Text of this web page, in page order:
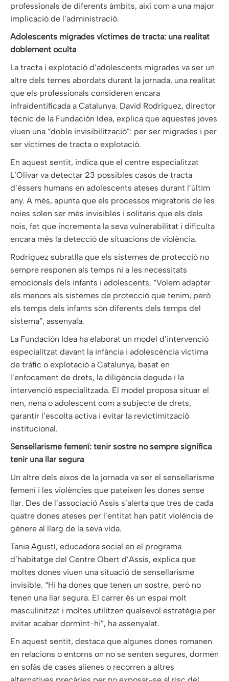
professionals de diferents àmbits, així com a una major
implicació de l’administració.
Adolescents migrades víctimes de tracta: una realitat
doblement oculta
La tracta i explotació d’adolescents migrades va ser un
altre dels temes abordats durant la jornada, una realitat
que els professionals consideren encara
infraidentificada a Catalunya. David Rodríguez, director
tècnic de la Fundación Idea, explica que aquestes joves
viuen una “doble invisibilització”: per ser migrades i per
ser víctimes de tracta o explotació.
En aquest sentit, indica que el centre especialitzat
L’Olivar va detectar 23 possibles casos de tracta
d’éssers humans en adolescents ateses durant l’últim
any. A més, apunta que els processos migratoris de les
noies solen ser més invisibles i solitaris que els dels
nois, fet que incrementa la seva vulnerabilitat i dificulta
encara més la detecció de situacions de violència.
Rodríguez subratlla que els sistemes de protecció no
sempre responen als temps ni a les necessitats
emocionals dels infants i adolescents. “Volem adaptar
els menors als sistemes de protecció que tenim, però
els temps dels infants són diferents dels temps del
sistema”, assenyala.
La Fundación Idea ha elaborat un model d’intervenció
especialitzat davant la infància i adolescència víctima
de tràfic o explotació a Catalunya, basat en
l’enfocament de drets, la diligència deguda i la
intervenció especialitzada. El model proposa situar el
nen, nena o adolescent com a subjecte de drets,
garantir l’escolta activa i evitar la revictimització
institucional.
Sensellarisme femení: tenir sostre no sempre significa
tenir una llar segura
Un altre dels eixos de la jornada va ser el sensellarisme
femení i les violències que pateixen les dones sense
llar. Des de l’associació Assís s’alerta que tres de cada
quatre dones ateses per l’entitat han patit violència de
gènere al llarg de la seva vida.
Tania Agustí, educadora social en el programa
d’habitatge del Centre Obert d’Assís, explica que
moltes dones viuen una situació de sensellarisme
invisible. “Hi ha dones que tenen un sostre, però no
tenen una llar segura. El carrer és un espai molt
masculinitzat i moltes utilitzen qualsevol estratègia per
evitar acabar dormint-hi”, ha assenyalat.
En aquest sentit, destaca que algunes dones romanen
en relacions o entorns on no se senten segures, dormen
en sofàs de cases alienes o recorren a altres